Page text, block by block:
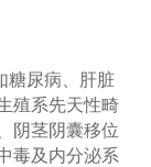
糖尿病、肝脏
殖系先天性畸
阴茎阴囊移位
毒及内分泌系